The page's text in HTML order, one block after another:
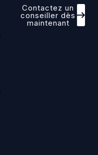
Contactez un
conseiller dès
maintenant